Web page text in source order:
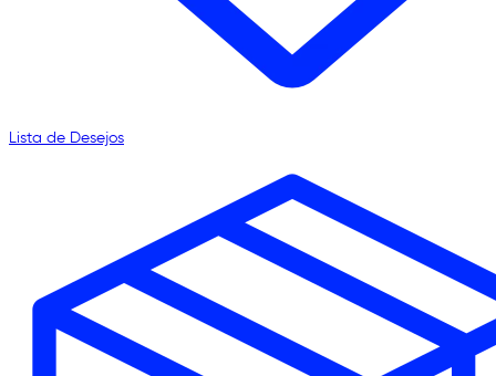
Lista de Desejos